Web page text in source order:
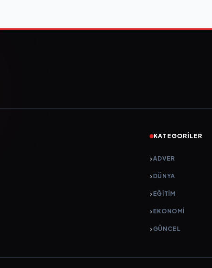
KATEGORILER
ADVER
DÜNYA
EĞİTİM
EKONOMİ
GÜNCEL